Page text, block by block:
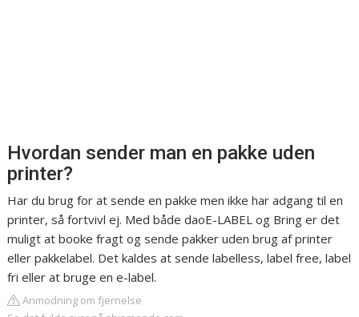
Hvordan sender man en pakke uden
printer?
Har du brug for at sende en pakke men ikke har adgang til en
printer, så fortvivl ej. Med både daoE-LABEL og Bring er det
muligt at booke fragt og sende pakker uden brug af printer
eller pakkelabel. Det kaldes at sende labelless, label free, label
fri eller at bruge en e-label.
Anmodning om fjernelse